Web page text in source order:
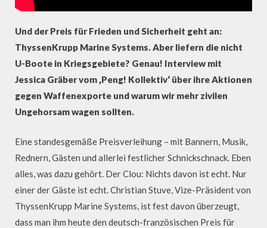
Und der Preis für Frieden und Sicherheit geht an:
ThyssenKrupp Marine Systems. Aber liefern die nicht
U-Boote in Kriegsgebiete? Genau! Interview mit
Jessica Gräber vom ‚Peng! Kollektiv‘ über ihre Aktionen
gegen Waffenexporte und warum wir mehr zivilen
Ungehorsam wagen sollten.
Eine standesgemäße Preisverleihung – mit Bannern, Musik,
Rednern, Gästen und allerlei festlicher Schnickschnack. Eben
alles, was dazu gehört. Der Clou: Nichts davon ist echt. Nur
einer der Gäste ist echt. Christian Stuve, Vize-Präsident von
ThyssenKrupp Marine Systems, ist fest davon überzeugt,
dass man ihm heute den deutsch-französischen Preis für